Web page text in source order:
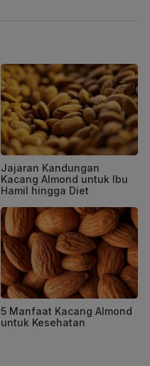
Jajaran Kandungan
Kacang Almond untuk Ibu
Hamil hingga Diet
5 Manfaat Kacang Almond
untuk Kesehatan